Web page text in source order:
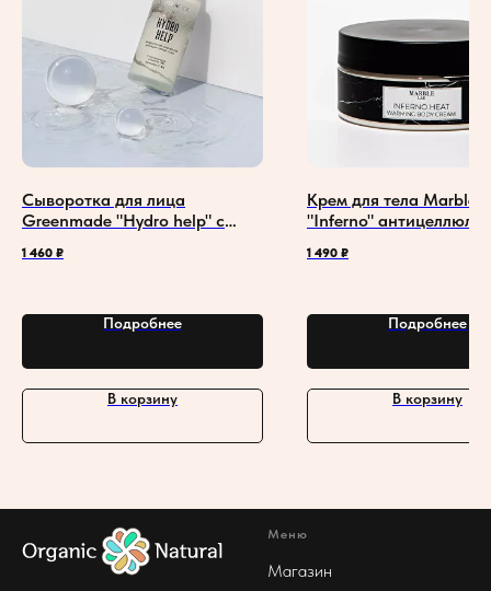
Сыворотка для лица
Greenmade "Hydro help" с
витамином С
1 460 ₽
Подробнее
В корзину
Крем для тела Marble
"Inferno"
1 490 ₽
Подробнее
В корзину
Меню
Магазин